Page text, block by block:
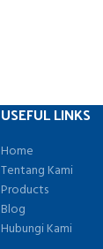
USEFUL LINKS
Home
Tentang Kami
Products
Blog
Hubungi Kami